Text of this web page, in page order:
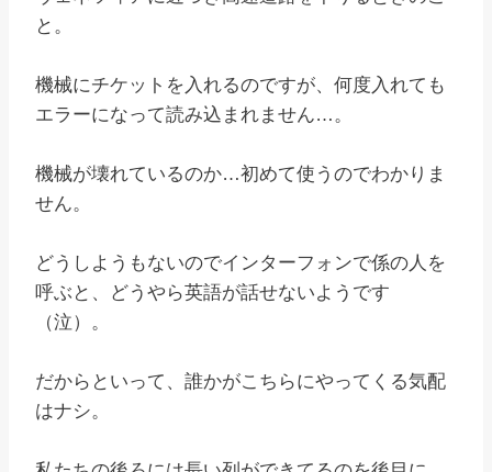
と。
機械にチケットを入れるのですが、何度入れても
エラーになって読み込まれません…。
機械が壊れているのか…初めて使うのでわかりま
せん。
どうしようもないのでインターフォンで係の人を
呼ぶと、どうやら英語が話せないようです
（泣）。
だからといって、誰かがこちらにやってくる気配
はナシ。